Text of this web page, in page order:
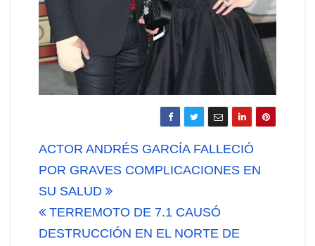
Navegación
de
entradas
ACTOR ANDRÉS GARCÍA FALLECIÓ
POR GRAVES COMPLICACIONES EN
SU SALUD
TERREMOTO DE 7.1 CAUSÓ
DESTRUCCIÓN EN EL NORTE DE